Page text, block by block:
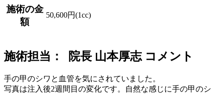
施術の金
額
50,600円(1cc)
施術担当： 院長 山本厚志 コメント
手の甲のシワと血管を気にされていました。
写真は注入後2週間目の変化です。自然な感じに手の甲のシ